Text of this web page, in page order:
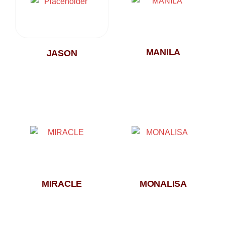
JASON MANILA
MIRACLE MONALISA